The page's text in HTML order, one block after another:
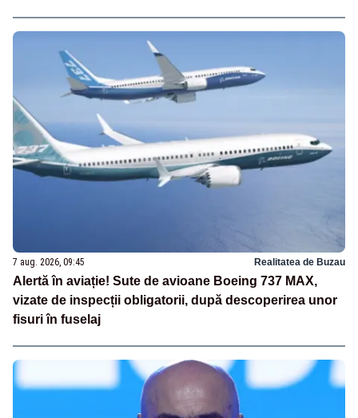
7 aug. 2026, 09:45 Realitatea de Buzau
Alertă în aviație! Sute de avioane Boeing 737 MAX,
vizate de inspecții obligatorii, după descoperirea unor
fisuri în fuselaj